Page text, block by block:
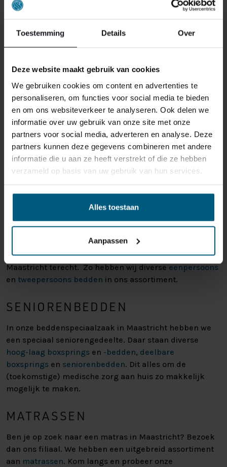
Toestemming Details Over
Deze website maakt gebruik van cookies
We gebruiken cookies om content en advertenties te
personaliseren, om functies voor social media te bieden
en om ons websiteverkeer te analyseren. Ook delen we
informatie over uw gebruik van onze site met onze
partners voor social media, adverteren en analyse. Deze
partners kunnen deze gegevens combineren met andere
informatie die u aan ze heeft verstrekt of die ze hebben
verzameld op basis van uw gebruik van hun services.
Alles toestaan
Aanpassen
MAASTRICHT
je ons uitgebreide assortiment met eigen ogen. In dit
1500m2 grote droomlandschap staat hebben we een
uitgebreid assortiment aan: onze
BOXSPRINGS
Wil je een boxspring kopen in Maastricht? Bekijk dan
ons uitgebreide assortimentboxspringsonline of
bezoek ons filiaal. Naast de standaard boxsprings
met tv-lift in ons assortiment. Daarnaast kun je bij ons
terecht voor de kwalitatieve en luxe
Ook voor een bed (ledikant) kun je in ons filiaal in
Maastricht terecht. Zo hebben wij diverse eenpersoons
en tweepersoons bedden in ons assortiment.
SENIORENBEDDEN
In onze beddenspeciaalzaak in Maastricht hebben we
een speciaal seniorengedeelte. Daar staan diverse
hoog-laag boxsprings en -bedden, deelbare
boxsprings en seniorenbedden. Dit alles om de
(toekomstige) medische zorg aan huis zo makkelijk
mogelijk te maken.
MATRASSEN
Ben je op zoek naar een matras in Maastricht? Bezoek
dan ons filiaal. We hebben een uitgebreid assortiment
aan matrassen. Kom langs en probeer onze